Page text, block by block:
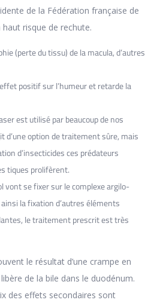
de la Fédération française de
risque de rechute.
(perte du tissu) de la macula, d’autres
positif sur l’humeur et retarde la
est utilisé par beaucoup de nos
d’une option de traitement sûre, mais
d’insecticides ces prédateurs
tiques prolifèrent.
vont se fixer sur le complexe argilo-
la fixation d’autres éléments
le traitement prescrit est très
le résultat d’une crampe en
de la bile dans le duodénum.
des effets secondaires sont